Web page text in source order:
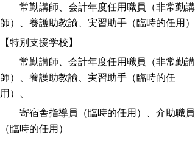
常勤講師、会計年度任用職員（非常勤講
師）、養護助教諭、実習助手（臨時的任用）
【特別支援学校】
常勤講師、会計年度任用職員（非常勤講
師）、養護助教諭、実習助手（臨時的任
用）、
寄宿舎指導員（臨時的任用）、介助職員
（臨時的任用）